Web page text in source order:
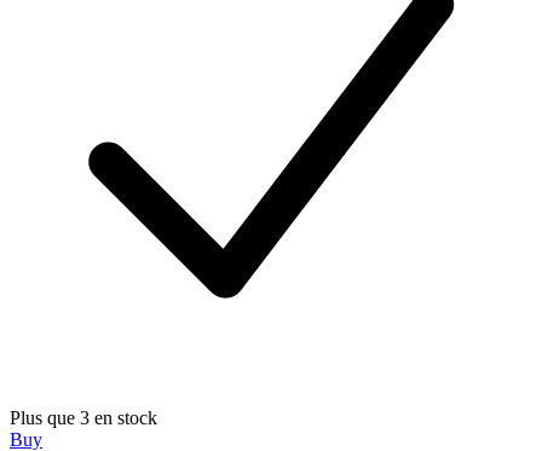
Plus que 3 en stock
Buy